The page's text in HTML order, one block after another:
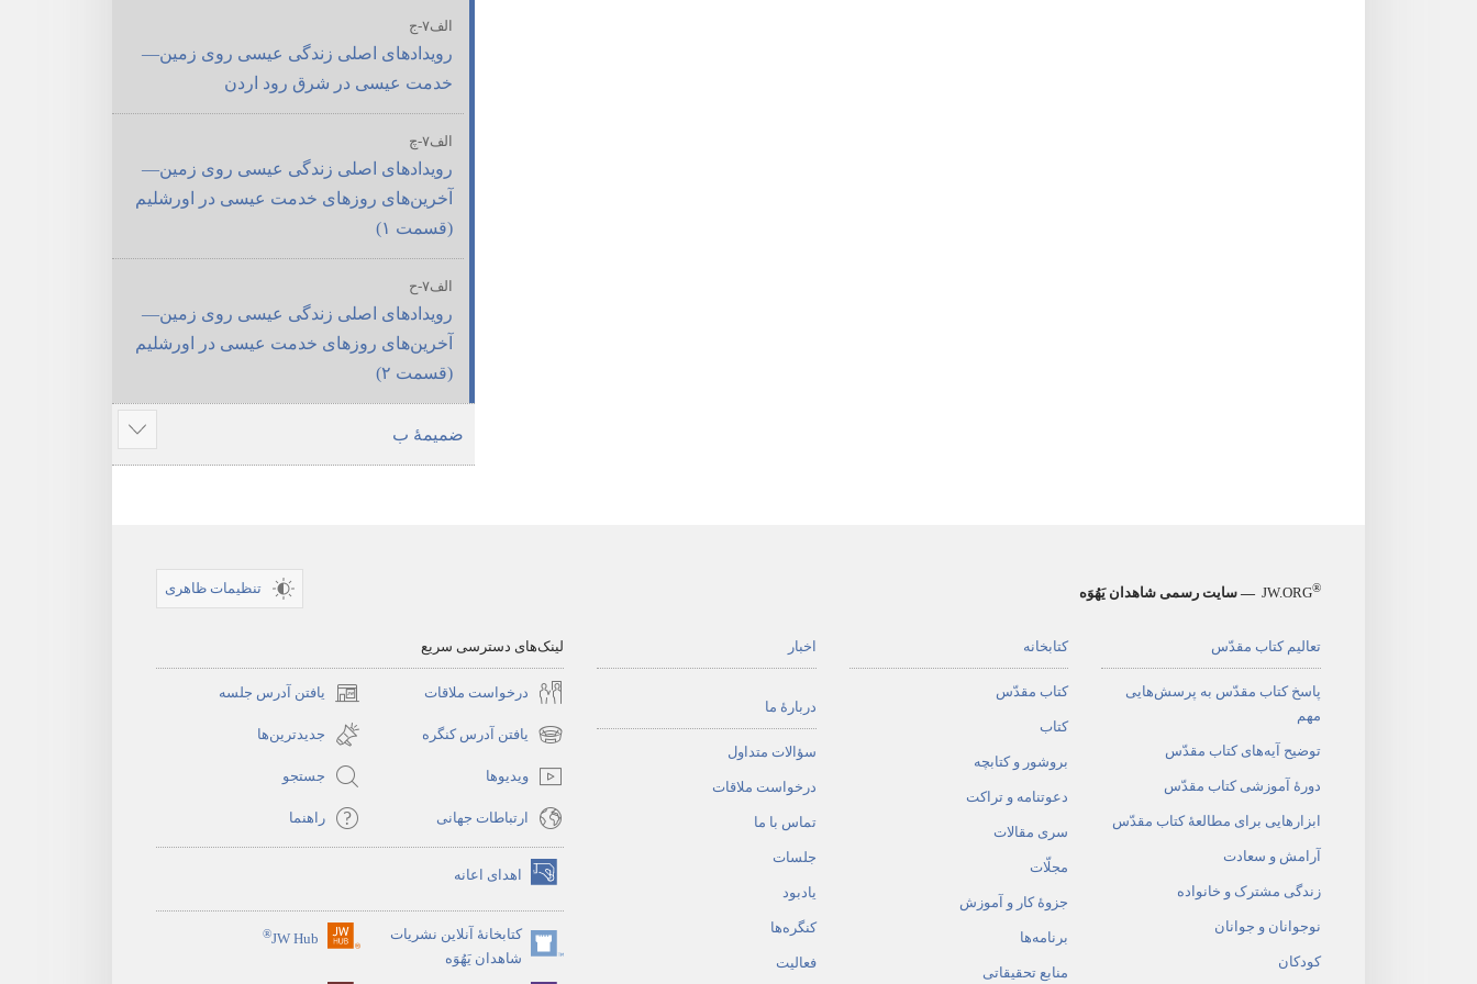
الف۷-‏ج
رویدادهای اصلی زندگی عیسی روی زمین—‏
خدمت عیسی در شرق رود اردن
الف۷-‏چ
رویدادهای اصلی زندگی عیسی روی زمین—‏
آخرین‌های روزهای خدمت عیسی در اورشلیم
(‏قسمت ۱)‏
الف۷-‏ح
رویدادهای اصلی زندگی عیسی روی زمین—‏
آخرین‌های روزهای خدمت عیسی در اورشلیم
(‏قسمت ۲)‏
ضمیمهٔ ب
نمای
JW.ORG® — سایت رسمی شاهدان یَهُوَه تنظیمات ظاهری
تعالیم کتاب مقدّس
پاسخ کتاب مقدّس به پرسش‌هایی
مهم
توضیح آیه‌های کتاب مقدّس
دورهٔ آموزشی کتاب مقدّس
ابزارهایی برای مطالعهٔ کتاب مقدّس
آرامش و سعادت
زندگی مشترک و خانواده
نوجوانان و جوانان
کودکان
کتابخانه
کتاب مقدّس
کتاب
بروشور و کتابچه
دعوتنامه و تراکت
سری مقالات
مجلّات
جزوهٔ کار و آموزش
برنامه‌ها
منابع تحقیقاتی
اخبار
دربارهٔ ما
سؤالات متداول
درخواست ملاقات
تماس با ما
جلسات
یادبود
کنگره‌ها
فعالیت
لینک‌های دسترسی سریع
درخواست ملاقات یافتن آدرس جلسه
(پنجره‌ای
جدید
می‌شود)
یافتن آدرس کنگره
(پنجره‌ای
جدید
می‌شود)
جدیدترین‌ها
ویدیوها جستجو
ارتباطات جهانی راهنما
اهدای اعانه
(پنجره‌ای
جدید
باز
می‌شود)
کتابخانهٔ آنلاین نشریات
شاهدان یَهُوَه(پنجره‌ای
JW Hub
®
(پنجره‌ای